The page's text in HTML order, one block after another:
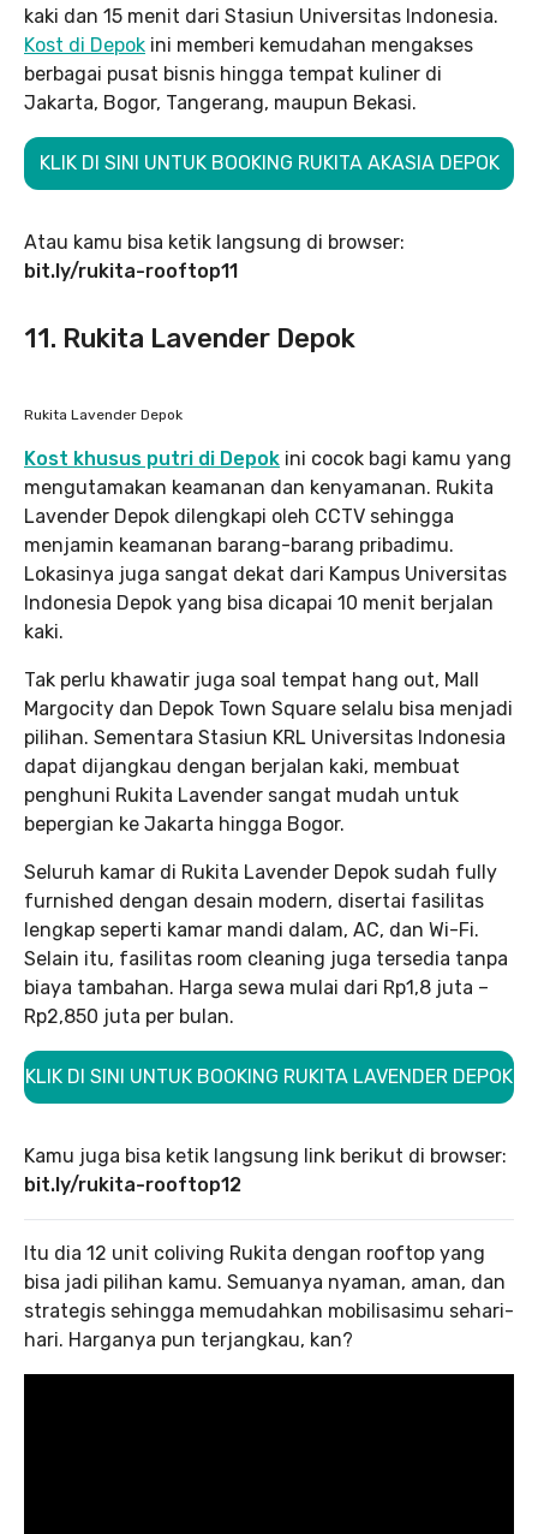
kaki dan 15 menit dari Stasiun Universitas Indonesia.
Kost di Depok ini memberi kemudahan mengakses
berbagai pusat bisnis hingga tempat kuliner di
Jakarta, Bogor, Tangerang, maupun Bekasi.
KLIK DI SINI UNTUK BOOKING RUKITA AKASIA DEPOK
Atau kamu bisa ketik langsung di browser:
bit.ly/rukita-rooftop11
11. Rukita Lavender Depok
Rukita Lavender Depok
Kost khusus putri di Depok ini cocok bagi kamu yang
mengutamakan keamanan dan kenyamanan. Rukita
Lavender Depok dilengkapi oleh CCTV sehingga
menjamin keamanan barang-barang pribadimu.
Lokasinya juga sangat dekat dari Kampus Universitas
Indonesia Depok yang bisa dicapai 10 menit berjalan
kaki.
Tak perlu khawatir juga soal tempat hang out, Mall
Margocity dan Depok Town Square selalu bisa menjadi
pilihan. Sementara Stasiun KRL Universitas Indonesia
dapat dijangkau dengan berjalan kaki, membuat
penghuni Rukita Lavender sangat mudah untuk
bepergian ke Jakarta hingga Bogor.
Seluruh kamar di Rukita Lavender Depok sudah fully
furnished dengan desain modern, disertai fasilitas
lengkap seperti kamar mandi dalam, AC, dan Wi-Fi.
Selain itu, fasilitas room cleaning juga tersedia tanpa
biaya tambahan. Harga sewa mulai dari Rp1,8 juta –
Rp2,850 juta per bulan.
KLIK DI SINI UNTUK BOOKING RUKITA LAVENDER DEPOK
Kamu juga bisa ketik langsung link berikut di browser:
bit.ly/rukita-rooftop12
Itu dia 12 unit coliving Rukita dengan rooftop yang
bisa jadi pilihan kamu. Semuanya nyaman, aman, dan
strategis sehingga memudahkan mobilisasimu sehari-
hari. Harganya pun terjangkau, kan?